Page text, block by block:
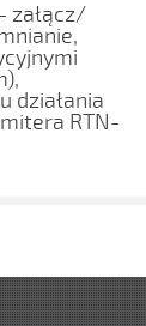
załącz/
działania
RTN-